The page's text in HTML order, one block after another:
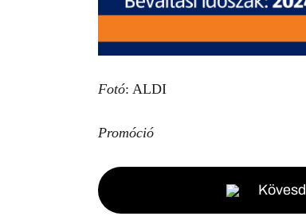
Fotó: ALDI
Promóció